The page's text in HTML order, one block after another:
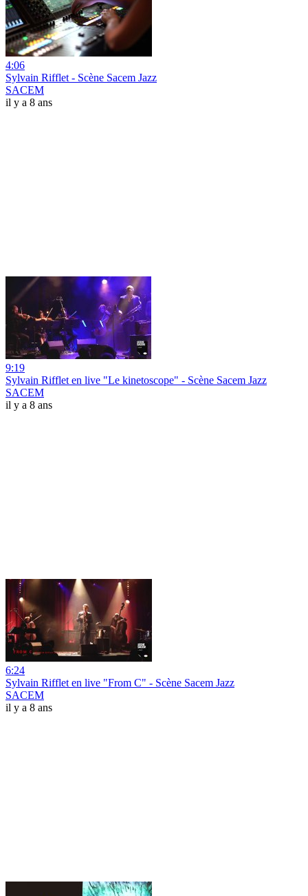
4:06
Sylvain Rifflet - Scène Sacem Jazz
SACEM
il y a 8 ans
9:19
Sylvain Rifflet en live "Le kinetoscope" - Scène Sacem Jazz
SACEM
il y a 8 ans
6:24
Sylvain Rifflet en live "From C" - Scène Sacem Jazz
SACEM
il y a 8 ans